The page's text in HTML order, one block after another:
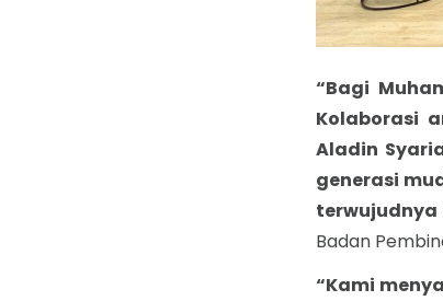
“Bagi
Kolaborasi
Aladin
generasi
Badan
“Kami